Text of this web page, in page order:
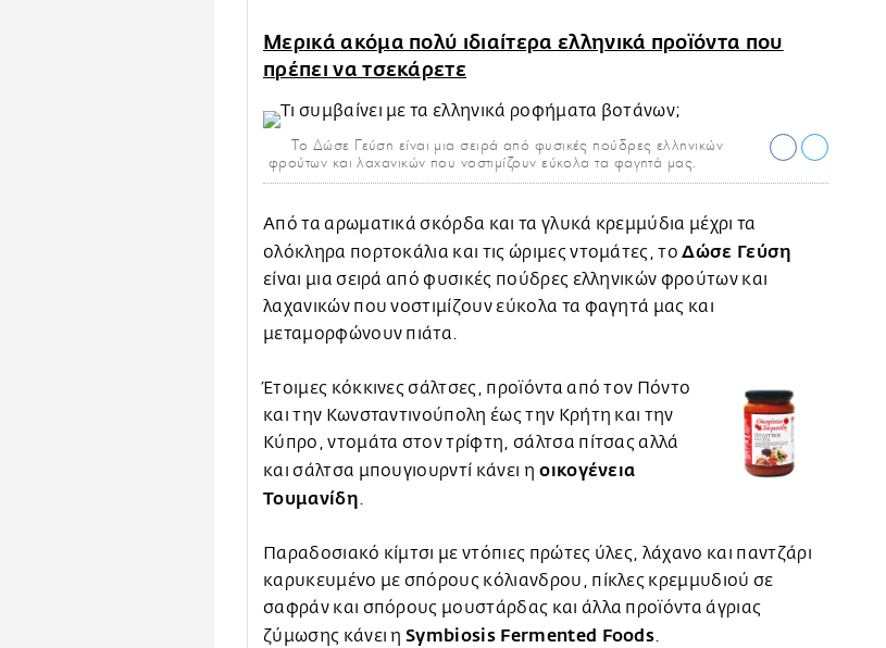
Μερικά ακόμα πολύ ιδιαίτερα ελληνικά προϊόντα που
πρέπει να τσεκάρετε
To Δώσε Γεύση είναι μια σειρά από φυσικές πούδρες ελληνικών
φρούτων και λαχανικών που νοστιμίζουν εύκολα τα φαγητά μας.
Από τα αρωματικά σκόρδα και τα γλυκά κρεμμύδια μέχρι τα
ολόκληρα πορτοκάλια και τις ώριμες ντομάτες, τoΔώσε Γεύση
είναι μια σειρά από φυσικές πούδρες ελληνικών φρούτων και
λαχανικών που νοστιμίζουν εύκολα τα φαγητά μας και
μεταμορφώνουν πιάτα.
Έτοιμες κόκκινες σάλτσες, προϊόντα από τον Πόντο
και την Κωνσταντινούπολη έως την Κρήτη και την
Κύπρο, ντομάτα στον τρίφτη, σάλτσα πίτσας αλλά
και σάλτσα μπουγιουρντί κάνει η οικογένεια
Τουμανίδη.
Παραδοσιακό κίμτσι με ντόπιες πρώτες ύλες, λάχανο και παντζάρι
καρυκευμένο με σπόρους κόλιανδρου, πίκλες κρεμμυδιού σε
σαφράν και σπόρους μουστάρδας και άλλα προϊόντα άγριας
ζύμωσης κάνει ηSymbiosis Fermented Foods.